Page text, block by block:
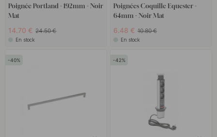
Poignée Portland - 192mm - Noir
Mat
14.70 € 24.50 €
En stock
Poignées Coquille Equester -
64mm - Noir Mat
6.48 € 10.80 €
En stock
40 42